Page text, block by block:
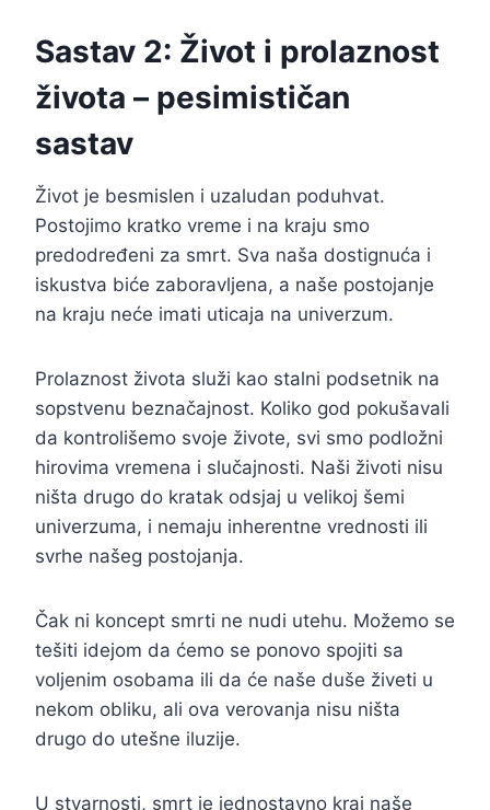
Sastav 2: Život i prolaznost
života – pesimističan
sastav
Život je besmislen i uzaludan poduhvat.
Postojimo kratko vreme i na kraju smo
predodređeni za smrt. Sva naša dostignuća i
iskustva biće zaboravljena, a naše postojanje
na kraju neće imati uticaja na univerzum.
Prolaznost života služi kao stalni podsetnik na
sopstvenu beznačajnost. Koliko god pokušavali
da kontrolišemo svoje živote, svi smo podložni
hirovima vremena i slučajnosti. Naši životi nisu
ništa drugo do kratak odsjaj u velikoj šemi
univerzuma, i nemaju inherentne vrednosti ili
svrhe našeg postojanja.
Čak ni koncept smrti ne nudi utehu. Možemo se
tešiti idejom da ćemo se ponovo spojiti sa
voljenim osobama ili da će naše duše živeti u
nekom obliku, ali ova verovanja nisu ništa
drugo do utešne iluzije.
U stvarnosti, smrt je jednostavno kraj naše